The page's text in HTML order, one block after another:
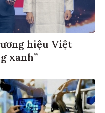
hiệu Việt
xanh”